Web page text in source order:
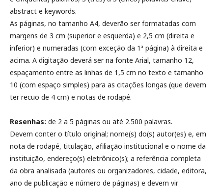
abstract e keywords.
As páginas, no tamanho A4, deverão ser formatadas com
margens de 3 cm (superior e esquerda) e 2,5 cm (direita e
inferior) e numeradas (com exceção da 1ª página) à direita e
acima. A digitação deverá ser na fonte Arial, tamanho 12,
espaçamento entre as linhas de 1,5 cm no texto e tamanho
10 (com espaço simples) para as citações longas (que devem
ter recuo de 4 cm) e notas de rodapé.
Resenhas: de 2 a 5 páginas ou até 2.500 palavras.
Devem conter o título original; nome(s) do(s) autor(es) e, em
nota de rodapé, titulação, afiliação institucional e o nome da
instituição, endereço(s) eletrônico(s); a referência completa
da obra analisada (autores ou organizadores, cidade, editora,
ano de publicação e número de páginas) e devem vir